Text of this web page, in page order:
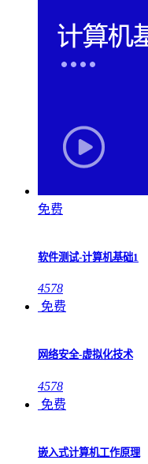
免费
软件测试-计算机基础1
4578
免费
网络安全-虚拟化技术
4578
免费
嵌入式计算机工作原理